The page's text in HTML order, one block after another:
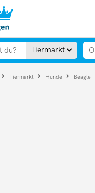
Tiermarkt
Tiermarkt Hunde Beagle